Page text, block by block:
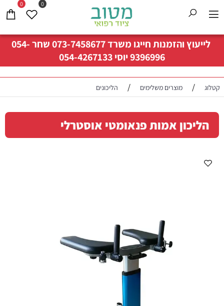
לייעוץ והזמנות חייגו משרד073-7458677שחר054-
9396996יוסי054-4267133
0 0
קטלוג / מוצרים משלימים / הליכונים
הליכון אמות פנאומטי אוסטרלי